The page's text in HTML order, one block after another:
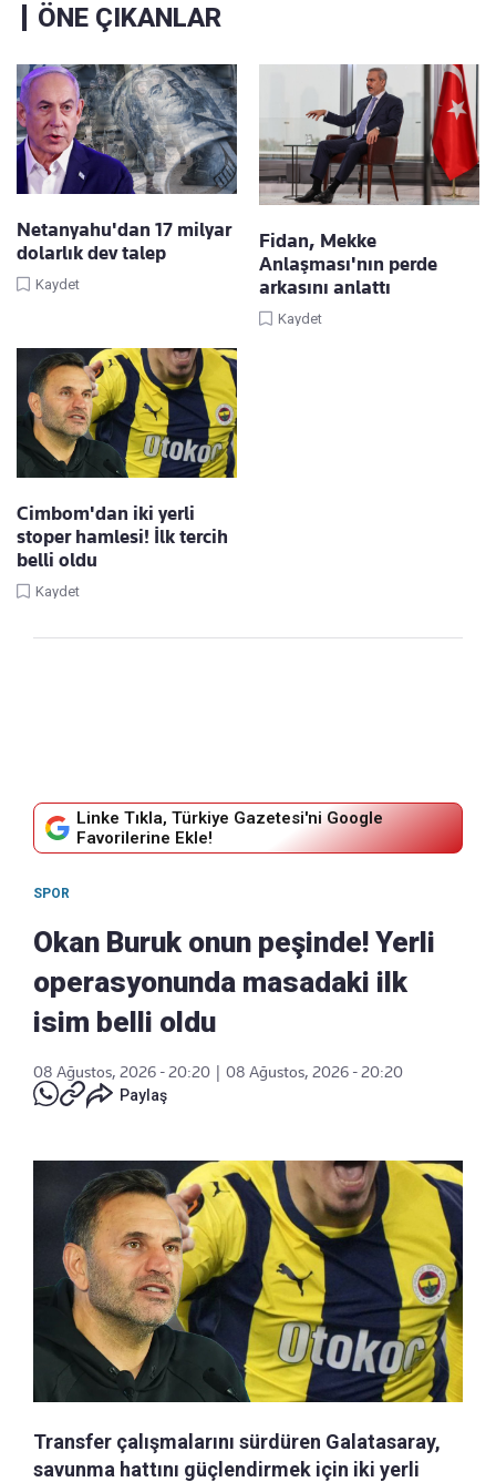
ÖNE ÇIKANLAR
Netanyahu'dan 17 milyar
dolarlık dev talep
Kaydet
Fidan, Mekke
Anlaşması'nın perde
arkasını anlattı
Kaydet
Cimbom'dan iki yerli
stoper hamlesi! İlk tercih
belli oldu
Kaydet
Linke Tıkla, Türkiye Gazetesi'ni Google
Favorilerine Ekle!
SPOR
Okan Buruk onun peşinde! Yerli
operasyonunda masadaki ilk
isim belli oldu
08 Ağustos, 2026 - 20:20 | 08 Ağustos, 2026 - 20:20
Paylaş
Transfer çalışmalarını sürdüren Galatasaray,
savunma hattını güçlendirmek için iki yerli